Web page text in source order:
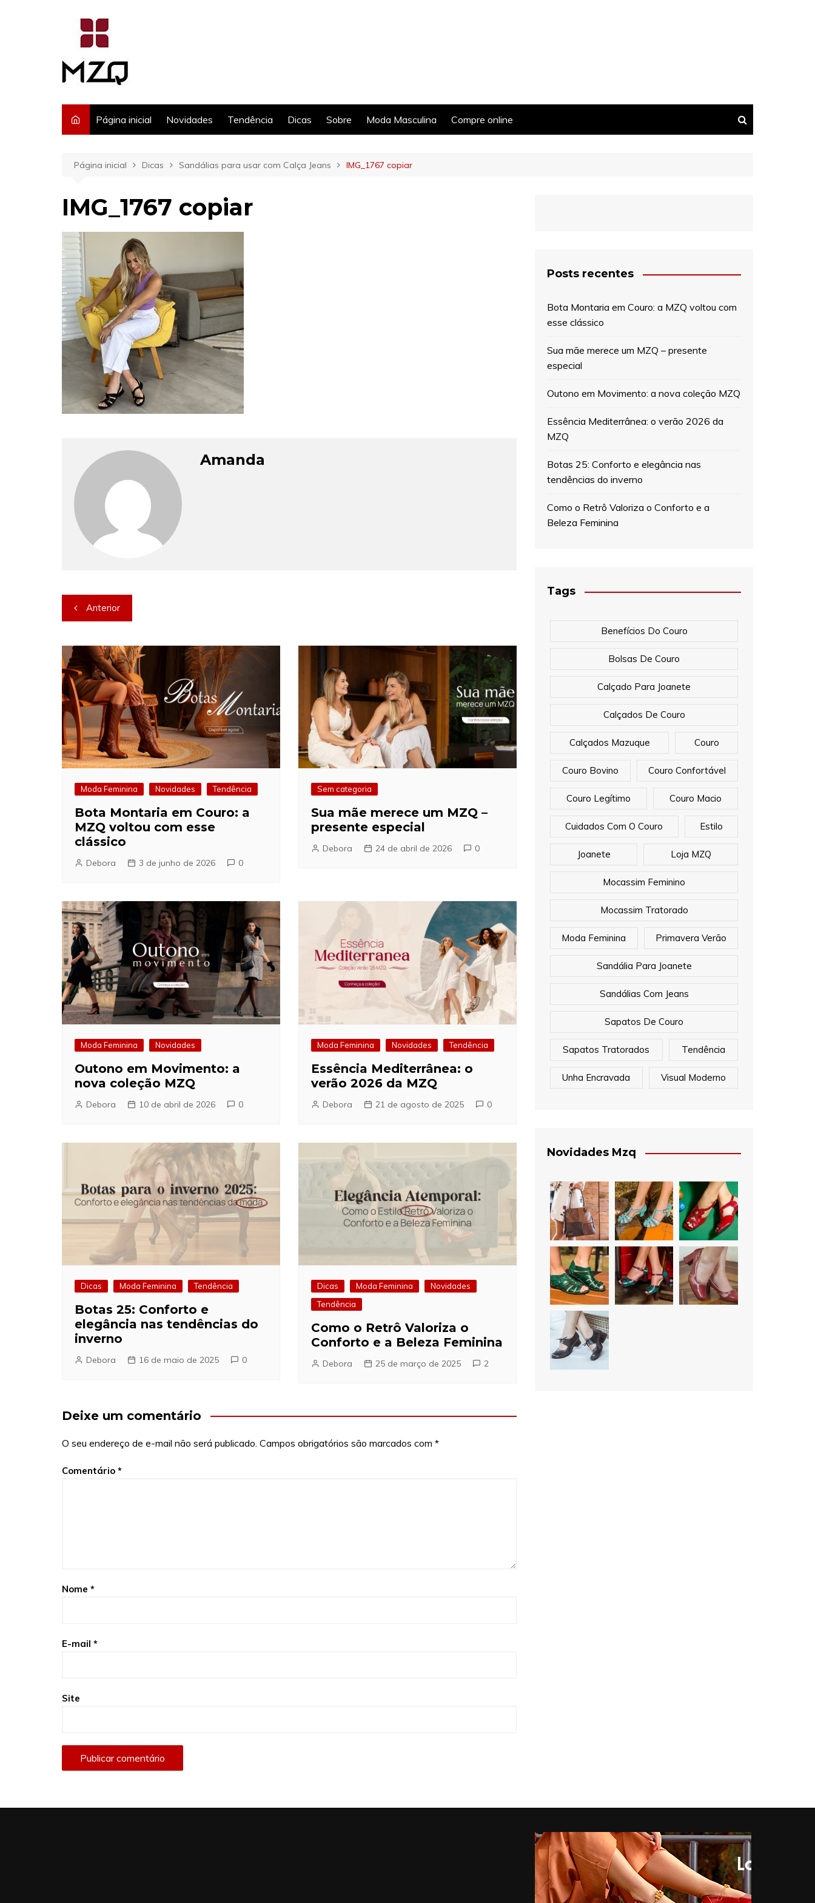
Página inicial Novidades Tendência Dicas Sobre Moda Masculina Compre online
Página inicial Dicas Sandálias para usar com Calça Jeans IMG_1767 copiar
IMG_1767 copiar
Amanda
Navegação
de
Post
Anterior
Moda Feminina Novidades Tendência
Bota Montaria em Couro: a
MZQ voltou com esse
clássico
Debora 3 de junho de 2026 0
Sem categoria
Sua mãe merece um MZQ –
presente especial
Debora 24 de abril de 2026 0
Moda Feminina Novidades
Outono em Movimento: a
nova coleção MZQ
Debora 10 de abril de 2026 0
Moda Feminina Novidades Tendência
Essência Mediterrânea: o
verão 2026 da MZQ
Debora 21 de agosto de 2025 0
Dicas Moda Feminina Tendência
Botas 25: Conforto e
elegância nas tendências do
inverno
Debora 16 de maio de 2025 0
Dicas Moda Feminina
Novidades
Tendência
Como o Retrô Valoriza o
Conforto e a Beleza Feminina
Debora 25 de março de 2025 2
Deixe um comentário
O seu endereço de e-mail não será publicado. Campos obrigatórios são marcados com *
Comentário *
Nome *
E-mail *
Site
Posts recentes
Bota Montaria em Couro: a MZQ voltou com
esse clássico
Sua mãe merece um MZQ – presente
especial
Outono em Movimento: a nova coleção MZQ
Essência Mediterrânea: o verão 2026 da
MZQ
Botas 25: Conforto e elegância nas
tendências do inverno
Como o Retrô Valoriza o Conforto e a
Beleza Feminina
Tags
Benefícios Do Couro
Bolsas De Couro
Calçado Para Joanete
Calçados De Couro
Calçados Mazuque Couro
Couro Bovino Couro Confortável
Couro Legítimo Couro Macio
Cuidados Com O Couro Estilo
Joanete Loja MZQ
Mocassim Feminino
Mocassim Tratorado
Moda Feminina Primavera Verão
Sandália Para Joanete
Sandálias Com Jeans
Sapatos De Couro
Sapatos Tratorados Tendência
Unha Encravada Visual Moderno
Novidades Mzq